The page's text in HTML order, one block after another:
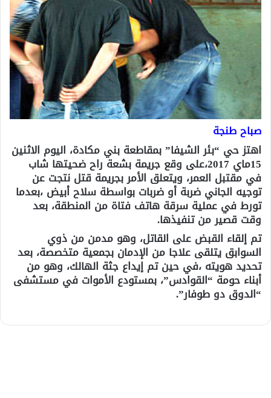
صباح طنجة
اهتز حي “بئر الشيفا” بمقاطعة بني مكادة، اليوم الاثنين
15ماي 2017،على وقع جريمة بشعة راح ضحيتها شاب
في مقتبل العمر، ويتعلق الأمر بجريمة قتل نتجت عن
توجيه الجاني ضربة أو ضربات بواسطة سلاح أبيض ،بعدما
تورط في عملية سرقة هاتف فتاة من المنطقة، بعد
وقت قصير من تنفيذها.
تم إلقاء القبض على القاتل، وهو مدمن من ذوي
السوابق يتلقى علاجا من الإدمان بجمعية متخصصة، بعد
تحديد هويته ،في حين تم إيداع جثة الهالك، وهو من
أبناء حومة “القوادس”، بمستودع الأموات في مستشفى
“الدوق دو طوفار”.